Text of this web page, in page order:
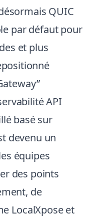
QUIC
par défaut pour
et plus
API
basé sur
devenu un
équipes
des points
de
LocalXpose et